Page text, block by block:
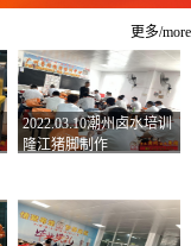
更多/more
2022.03.10潮州卤水培训
隆江猪脚制作